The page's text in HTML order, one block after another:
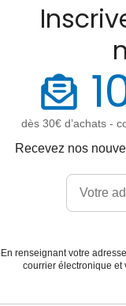
dès 30€ d’achats -
Recevez nos
En renseignant votre
courrier électronique et